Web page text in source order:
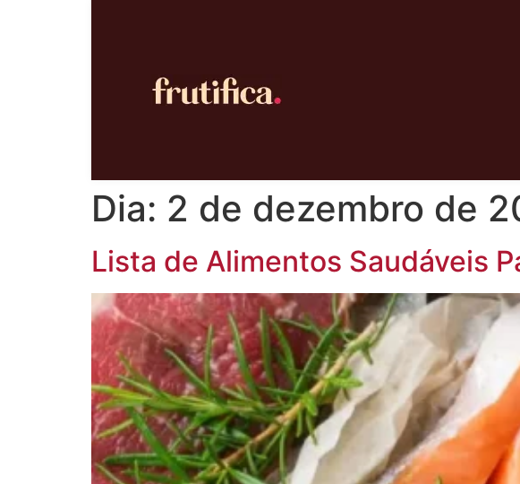
Dia: 2 de dezembro de
Lista de Alimentos Saudáveis